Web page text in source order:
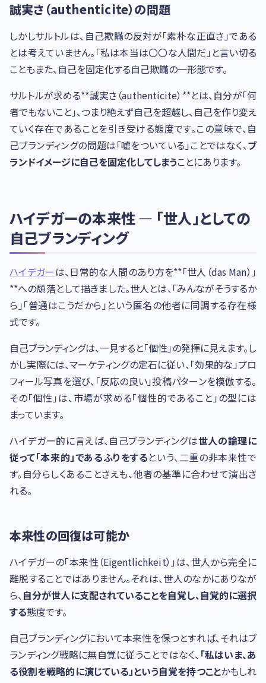
誠実さ（authenticite）の問題
しかしサルトルは、自己欺瞞の反対が「素朴な正直さ」である
とは考えていません。「私は本当は〇〇な人間だ」と言い切る
こともまた、自己を固定化する自己欺瞞の一形態です。
サルトルが求める**誠実さ（authenticite）**とは、自分が「何
者でもないこと」、つまり絶えず自己を超越し、自己を作り変え
ていく存在であることを引き受ける態度です。この意味で、自
己ブランディングの問題は「嘘をついている」ことではなく、ブ
ランドイメージに自己を固定化してしまうことにあります。
ハイデガーの本来性 — 「世人」としての
自己ブランディング
ハイデガーは、日常的な人間のあり方を**「世人（das Man）」
**への頽落として描きました。世人とは、「みんながそうするか
ら」「普通はこうだから」という匿名の他者に同調する存在様
式です。
自己ブランディングは、一見すると「個性」の発揮に見えます。し
かし実際には、マーケティングの定石に従い、「効果的な」プロ
フィール写真を選び、「反応の良い」投稿パターンを模倣する。
その「個性」は、市場が求める「個性的であること」の型には
まっています。
ハイデガー的に言えば、自己ブランディングは世人の論理に
従って「本来的」であるふりをするという、二重の非本来性で
す。自分らしくあることさえも、他者の基準に合わせて演出さ
れる。
本来性の回復は可能か
ハイデガーの「本来性（Eigentlichkeit）」は、世人から完全に
離脱することではありません。それは、世人のなかにありなが
ら、自分が世人に支配されていることを自覚し、自覚的に選択
する態度です。
自己ブランディングにおいて本来性を保つとすれば、それはブ
ランディング戦略に無自覚に従うことではなく、 「私はいま、あ
る役割を戦略的に演じている」という自覚を持つことかもしれ